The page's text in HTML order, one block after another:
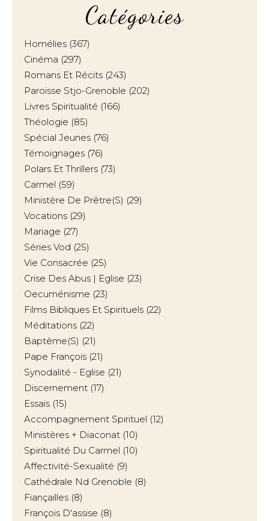
Catégories
Homélies (367)
Cinéma (297)
Romans Et Récits (243)
Paroisse Stjo-Grenoble (202)
Livres Spiritualité (166)
Théologie (85)
Spécial Jeunes (76)
Témoignages (76)
Polars Et Thrillers (73)
Carmel (59)
Ministère De Prêtre(s) (29)
Vocations (29)
Mariage (27)
Séries Vod (25)
Vie Consacrée (25)
Crise Des Abus | Eglise (23)
Oecuménisme (23)
Films Bibliques Et Spirituels (22)
Méditations (22)
Baptême(s) (21)
Pape François (21)
Synodalité - Eglise (21)
Discernement (17)
Essais (15)
Accompagnement Spirituel (12)
Ministères + Diaconat (10)
Spiritualité Du Carmel (10)
Affectivité-Sexualité (9)
Cathédrale Nd Grenoble (8)
Fiançailles (8)
François D'assise (8)